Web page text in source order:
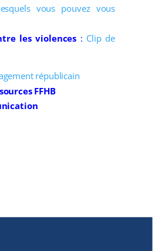
vous pouvez vous
les violences : Clip de
républicain
FFHB